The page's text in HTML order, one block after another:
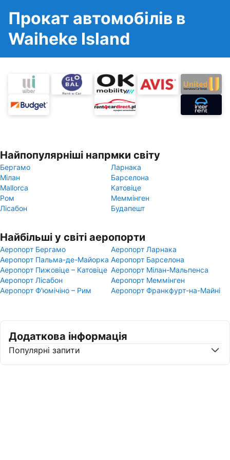
Прокат автомобілів в
Waiheke Island
Найпопулярніші напрмки світу
Бергамо
Ларнака
Мілан
Барселона
Mallorca
Катовіце
Ром
Меммінген
Лісабон
Будапешт
Найбільші у світі аеропорти
Аеропорт Бергамо
Аеропорт Ларнака
Аеропорт Пальма-де-Майорка Аеропорт Барселона
Аеропорт Пижовіце – Катовіце Аеропорт Мілан-Мальпенса
Аеропорт Лісабон
Аеропорт Меммінген
Аеропорт Ф'юмічіно – Рим
Аеропорт Франкфурт-на-Майні
Додаткова інформація
Популярні запити